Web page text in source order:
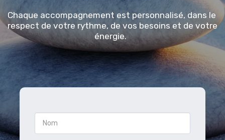
Chaque accompagnement est personnalisé, dans le
respect de votre rythme, de vos besoins et de votre
énergie.